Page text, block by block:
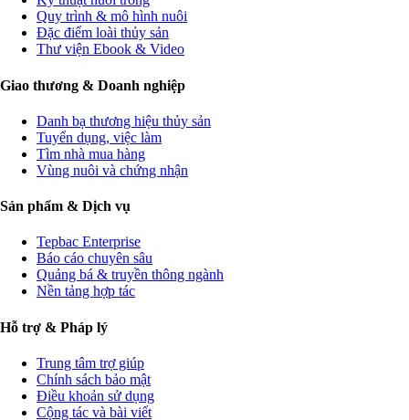
Quy trình & mô hình nuôi
Đặc điểm loài thủy sản
Thư viện Ebook & Video
Giao thương & Doanh nghiệp
Danh bạ thương hiệu thủy sản
Tuyển dụng, việc làm
Tìm nhà mua hàng
Vùng nuôi và chứng nhận
Sản phẩm & Dịch vụ
Tepbac Enterprise
Báo cáo chuyên sâu
Quảng bá & truyền thông ngành
Nền tảng hợp tác
Hỗ trợ & Pháp lý
Trung tâm trợ giúp
Chính sách bảo mật
Điều khoản sử dụng
Cộng tác và bài viết